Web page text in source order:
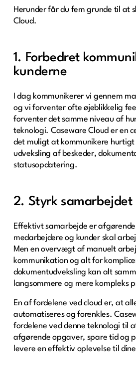
Herunder får du fem grunde til at
Cloud.
1. Forbedret
kunderne
I dag kommunikerer vi gennem
og vi forventer ofte øjeblikkelig
forventer det samme niveau af
teknologi. Caseware Cloud er en
det muligt at kommunikere
udveksling af beskeder,
statusopdatering.
2. Styrk
Effektivt samarbejde er
medarbejdere og kunder skal
Men en overvægt af manuelt
kommunikation og alt for
dokumentudveksling kan alt
langsommere og mere kompleks
En af fordelene ved cloud er, at
automatiseres og forenkles.
fordelene ved denne teknologi til
afgørende opgaver, spare tid og
levere en effektiv oplevelse til